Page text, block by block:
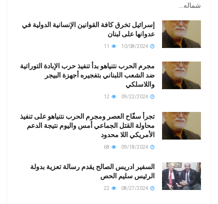
شماله...
إسرائيل تخرق كافة القوانين الإنسانية الدولية في
عدوانها على لبنان
مجرم الحرب نتنياهو بدأ تنفيذ حرب الإبادة التوراتية
ضد الشعب اللبناني بتفجيره أجهزة البيجر
واللاسلكي
تجرأ سفّاح العصر ومجرم الحرب نتنياهو على تنفيذ
محاولة القتل الجماعي أمس واليوم نتيجة الدعم
الأمريكي اللا محدود
السفير ادريس الصالح يقدم رسالة تعزية بدولة
الرئيس سليم الحص